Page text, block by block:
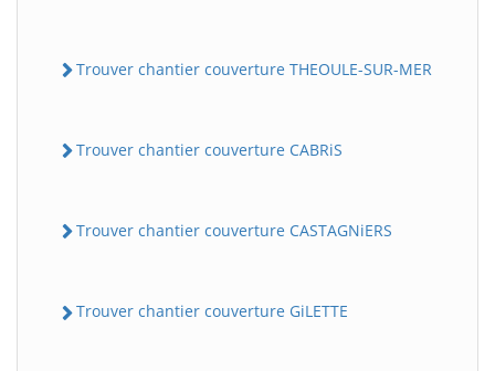
Trouver chantier couverture THEOULE-SUR-MER
Trouver chantier couverture CABRiS
Trouver chantier couverture CASTAGNiERS
Trouver chantier couverture GiLETTE